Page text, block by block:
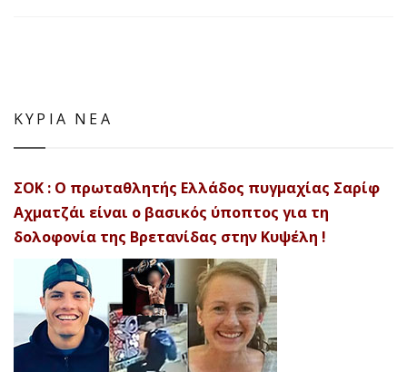
ΚΥΡΙΑ ΝΕΑ
ΣΟΚ : Ο πρωταθλητής Ελλάδος πυγμαχίας Σαρίφ
Αχματζάι είναι ο βασικός ύποπτος για τη
δολοφονία της Βρετανίδας στην Κυψέλη !